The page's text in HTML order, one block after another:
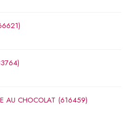
AU CHOCOLAT (616459)